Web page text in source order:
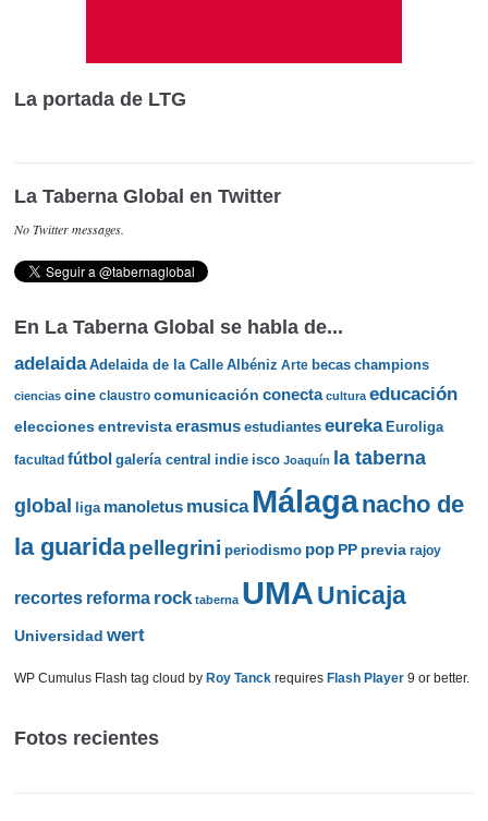
La portada de LTG
La Taberna Global en Twitter
No Twitter messages.
En La Taberna Global se habla de...
adelaida Adelaida de la Calle Albéniz Arte becas champions
ciencias cine claustro comunicación conecta cultura educación
elecciones entrevista erasmus estudiantes eureka Euroliga
facultad fútbol galería central indie isco Joaquín la taberna
global liga manoletus musica Málaganacho de
la guaridapellegrini periodismo pop PP previa rajoy
recortes reforma rock taberna UMA Unicaja
Universidad wert
WP Cumulus Flash tag cloud by Roy Tanck requires Flash Player 9 or better.
Fotos recientes